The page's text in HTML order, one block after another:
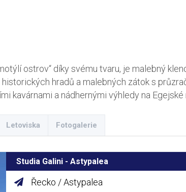
ostrov“ díky svému tvaru, je malebný
hradů a malebných zátok s
kavárnami a nádhernými výhledy na Egejské
Letoviska Fotogalerie
Studia Galini - Astypalea
Řecko / Astypalea